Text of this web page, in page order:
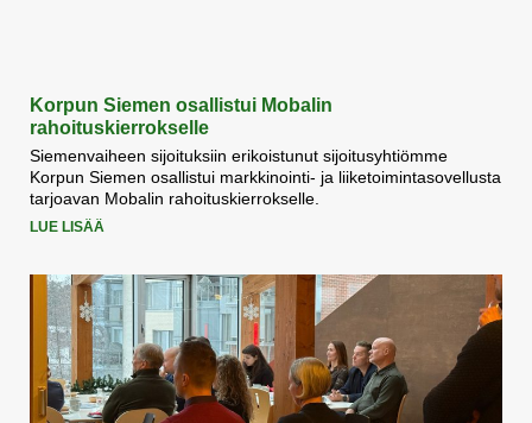
Korpun Siemen osallistui Mobalin
rahoituskierrokselle
Siemenvaiheen sijoituksiin erikoistunut sijoitusyhtiömme
Korpun Siemen osallistui markkinointi- ja liiketoimintasovellusta
tarjoavan Mobalin rahoituskierrokselle.
LUE LISÄÄ